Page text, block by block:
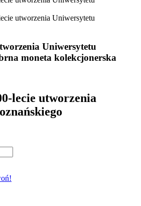
Uniwersytetu
moneta kolekcjonerska
lecie utworzenia